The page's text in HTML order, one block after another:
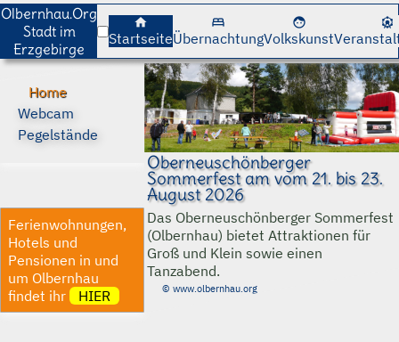
Olbernhau.Org
Stadt im
Erzgebirge
home
Startseite
bed
Übernachtung
face
Volkskunst
attractions
Home
Webcam
Pegelstände
Ferienwohnungen,
Hotels und
Pensionen in und
um Olbernhau
findet ihr
HIER
Oberneuschönberger
Sommerfest am vom 21. bis 23.
August 2026
Das Oberneuschönberger Sommerfest
(Olbernhau) bietet Attraktionen für
Groß und Klein sowie einen
Tanzabend.
© www.olbernhau.org